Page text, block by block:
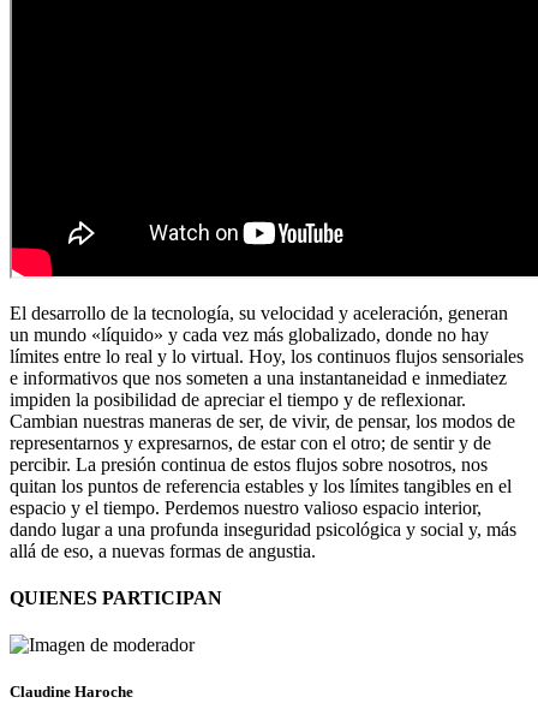
El desarrollo de la tecnología, su velocidad y aceleración, generan
un mundo «líquido» y cada vez más globalizado, donde no hay
límites entre lo real y lo virtual. Hoy, los continuos flujos sensoriales
e informativos que nos someten a una instantaneidad e inmediatez
impiden la posibilidad de apreciar el tiempo y de reflexionar.
Cambian nuestras maneras de ser, de vivir, de pensar, los modos de
representarnos y expresarnos, de estar con el otro; de sentir y de
percibir. La presión continua de estos flujos sobre nosotros, nos
quitan los puntos de referencia estables y los límites tangibles en el
espacio y el tiempo. Perdemos nuestro valioso espacio interior,
dando lugar a una profunda inseguridad psicológica y social y, más
allá de eso, a nuevas formas de angustia.
QUIENES PARTICIPAN
Claudine Haroche